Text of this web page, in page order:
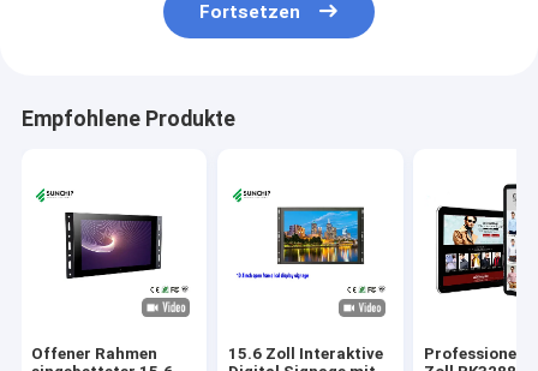
Fortsetzen
Empfohlene Produkte
Offener Rahmen
15.6 Zoll Interaktive
Professionelle